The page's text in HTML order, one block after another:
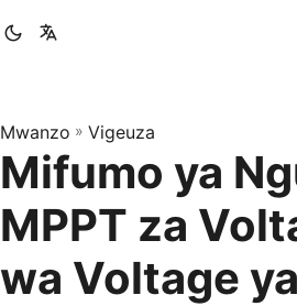
Mwanzo » Vigeuza
Mifumo ya
MPPT za
wa Voltage